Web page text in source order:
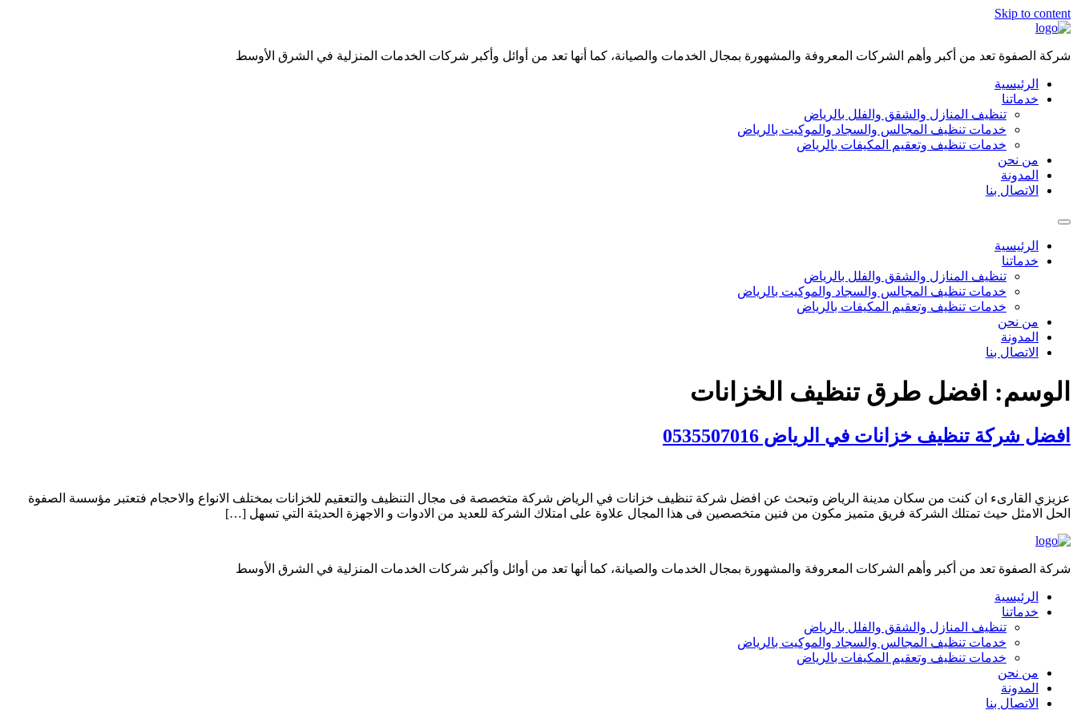
Skip to content
شركة الصفوة تعد من أكبر وأهم الشركات المعروفة والمشهورة بمجال الخدمات والصيانة، كما أنها تعد من أوائل وأكبر شركات الخدمات المنزلية في الشرق الأوسط
الرئيسية
خدماتنا
تنظيف المنازل والشقق والفلل بالرياض
خدمات تنظيف المجالس والسجاد والموكيت بالرياض
خدمات تنظيف وتعقيم المكيفات بالرياض
من نحن
المدونة
الاتصال بنا
الرئيسية
خدماتنا
تنظيف المنازل والشقق والفلل بالرياض
خدمات تنظيف المجالس والسجاد والموكيت بالرياض
خدمات تنظيف وتعقيم المكيفات بالرياض
من نحن
المدونة
الاتصال بنا
الوسم: افضل طرق تنظيف الخزانات
افضل شركة تنظيف خزانات في الرياض 0535507016
عزيزي القارىء ان كنت من سكان مدينة الرياض وتبحث عن افضل شركة تنظيف خزانات في الرياض شركة متخصصة فى مجال التنظيف والتعقيم للخزانات بمختلف الانواع والاحجام فتعتبر مؤسسة الصفوة
الحل الامثل حيث تمتلك الشركة فريق متميز مكون من فنين متخصصين فى هذا المجال علاوة على امتلاك الشركة للعديد من الادوات و الاجهزة الحديثة التي تسهل […]
شركة الصفوة تعد من أكبر وأهم الشركات المعروفة والمشهورة بمجال الخدمات والصيانة، كما أنها تعد من أوائل وأكبر شركات الخدمات المنزلية في الشرق الأوسط
الرئيسية
خدماتنا
تنظيف المنازل والشقق والفلل بالرياض
خدمات تنظيف المجالس والسجاد والموكيت بالرياض
خدمات تنظيف وتعقيم المكيفات بالرياض
من نحن
المدونة
الاتصال بنا